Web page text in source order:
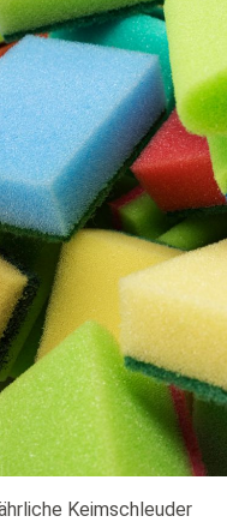
Keimschleuder